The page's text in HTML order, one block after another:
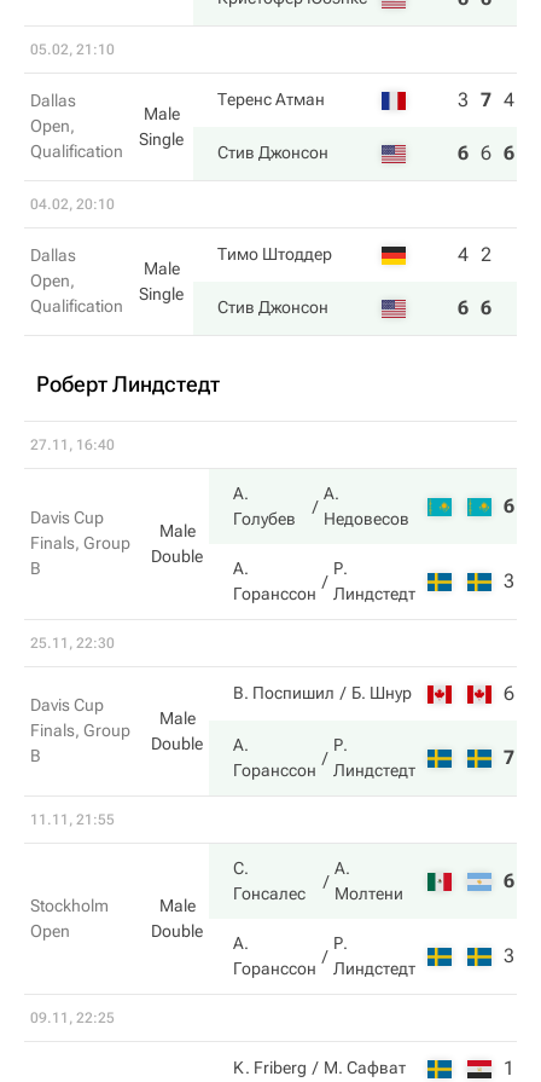
05.02, 21:10
Dallas
Open,
Qualification
Male
Single
Теренс Атман 3 7 4
Стив Джонсон 6 6 6
04.02, 20:10
Dallas
Open,
Qualification
Male
Single
Тимо Штоддер 4 2
Стив Джонсон 6 6
Роберт Линдстедт
27.11, 16:40
Davis Cup
Finals, Group
B
Male
Double
А.
Голубев
А.
Недовесов
6
А.
Горанссон
Р.
Линдстедт
3
25.11, 22:30
Davis Cup
Finals, Group
B
Male
Double
В. Поспишил Б. Шнур 6
А.
Горанссон
Р.
Линдстедт
7
11.11, 21:55
Stockholm
Open
Male
Double
С.
Гонсалес
А.
Молтени
6
А.
Горанссон
Р.
Линдстедт
3
09.11, 22:25
K. Friberg М. Сафват 1